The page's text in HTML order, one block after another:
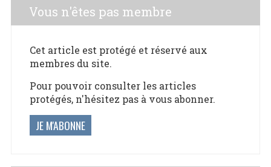
Vous n'êtes pas membre
Cet article est protégé et réservé aux
membres du site.
Pour pouvoir consulter les articles
protégés, n'hésitez pas à vous abonner.
JE M'ABONNE